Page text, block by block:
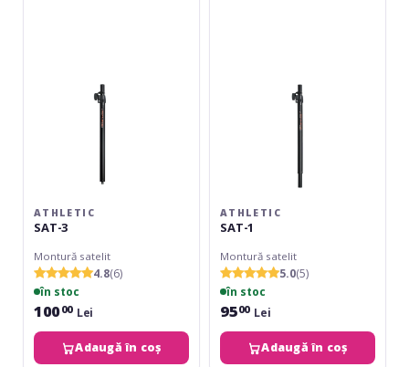
ATHLETIC
SAT-3
Montură satelit
4.8(6)
în stoc
10000 Lei
Adaugă în coș
ATHLETIC
SAT-1
Montură satelit
5.0(5)
în stoc
9500 Lei
Adaugă în coș